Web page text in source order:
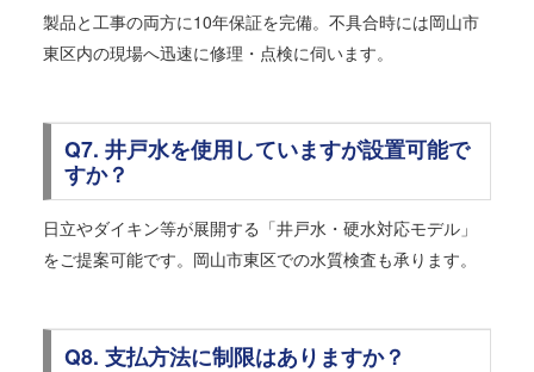
製品と工事の両方に10年保証を完備。不具合時には岡山市
東区内の現場へ迅速に修理・点検に伺います。
Q7. 井戸水を使用していますが設置可能で
すか？
日立やダイキン等が展開する「井戸水・硬水対応モデル」
をご提案可能です。岡山市東区での水質検査も承ります。
Q8. 支払方法に制限はありますか？